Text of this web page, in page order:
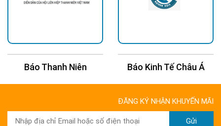
Báo Thanh Niên Báo Kinh Tế Châu Á
ĐĂNG KÝ NHẬN KHUYẾN MÃI
Gửi